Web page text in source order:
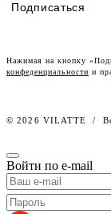
Lookbook
Работа в
Подписаться
Нажимая на кнопку
конфеденциальности и
© 2026 VILATTE /
Войти по e-mail